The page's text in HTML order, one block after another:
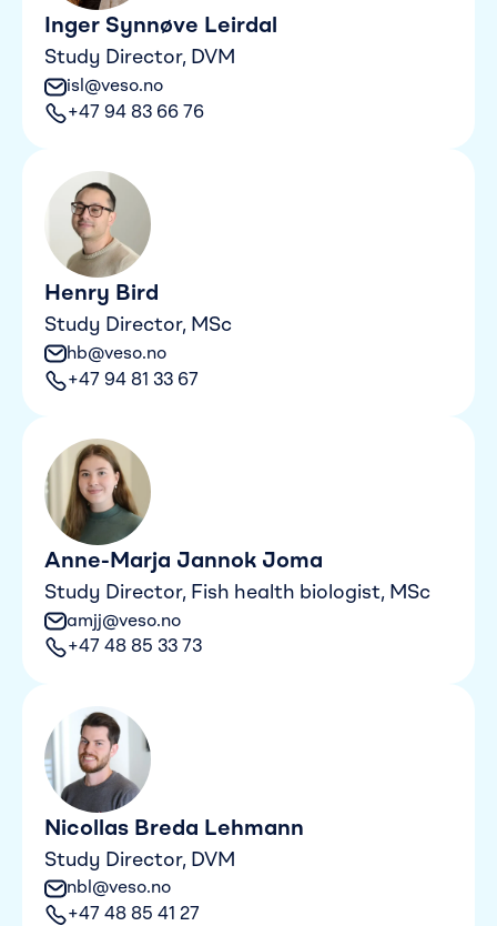
Inger Synnøve Leirdal
Study Director, DVM
isl@veso.no
+47 94 83 66 76
Henry Bird
Study Director, MSc
hb@veso.no
+47 94 81 33 67
Anne-Marja Jannok Joma
Study Director, Fish health biologist, MSc
amjj@veso.no
+47 48 85 33 73
Nicollas Breda Lehmann
Study Director, DVM
nbl@veso.no
+47 48 85 41 27